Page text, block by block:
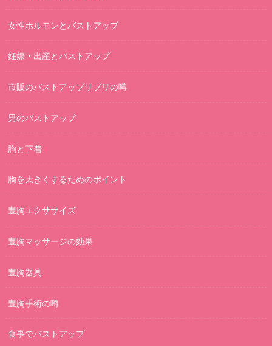
女性ホルモンとバストアップ
妊娠・出産とバストアップ
市販のバストアップサプリの噂
男のバストアップ
胸と下着
胸を大きくするためのポイント
豊胸エクササイズ
豊胸マッサージの効果
豊胸器具
豊胸手術の噂
食事でバストアップ